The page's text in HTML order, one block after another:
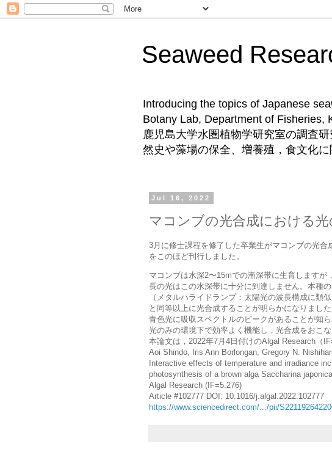
Seaweed
Introducing the topics of Japanese
Botany Lab, Department of
鹿児島大学水圏植物学研究室の調査
然史や藻場の保全、増養殖，食文化に
Jul 16, 2022
マコンブの光合成における
3月に修士課程を修了した卒業生がマコンブの光
をこのほど刊行しました。
マコンブは水深2〜15mでの漸深帯に生育します
長の光はこの水深帯に十分に到達しません。本種
（メタルハライドランプ：太陽光の波長構成に類
と同等以上に光合成することが明らかになりまし
青色光に吸収スペクトルのピークがあることが知
光のみの環境下で効率よく機能し，光合成をおこ
本論文は，2022年7月4日付けのAlgal Research（
Aoi Shindo, Iris Ann Borlongan, Gregory N.
Interactive effects of temperature and irradiance
photosynthesis of a brown alga Saccharina
Algal Research (IF=5.276)
Article #102777 DOI: 10.1016/j.algal.2022.102777
https://www.sciencedirect.com/.../pii/